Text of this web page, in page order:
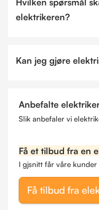
elektrikeren?
Kan jeg gjøre
Anbefalte
Slik anbefaler vi
Få et tilbud fra en
I gjsnitt får våre kunder
Få tilbud fra